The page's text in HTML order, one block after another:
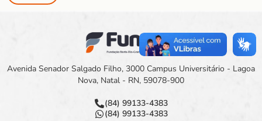
Avenida Senador Salgado Filho, 3000 Campus Universitário - Lagoa
Nova, Natal - RN, 59078-900
(84) 99133-4383
(84) 99133-4383